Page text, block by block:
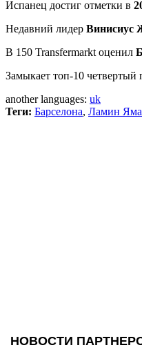
Испанец достиг отметки в
Недавний лидер Винисиус
В 150 Transfermarkt оценил
Замыкает топ-10 четвертый
another languages: uk
Теги: Барселона, Ламин